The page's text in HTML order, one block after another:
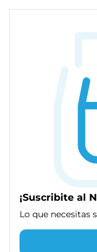
¡Suscribite al
Lo que necesitas